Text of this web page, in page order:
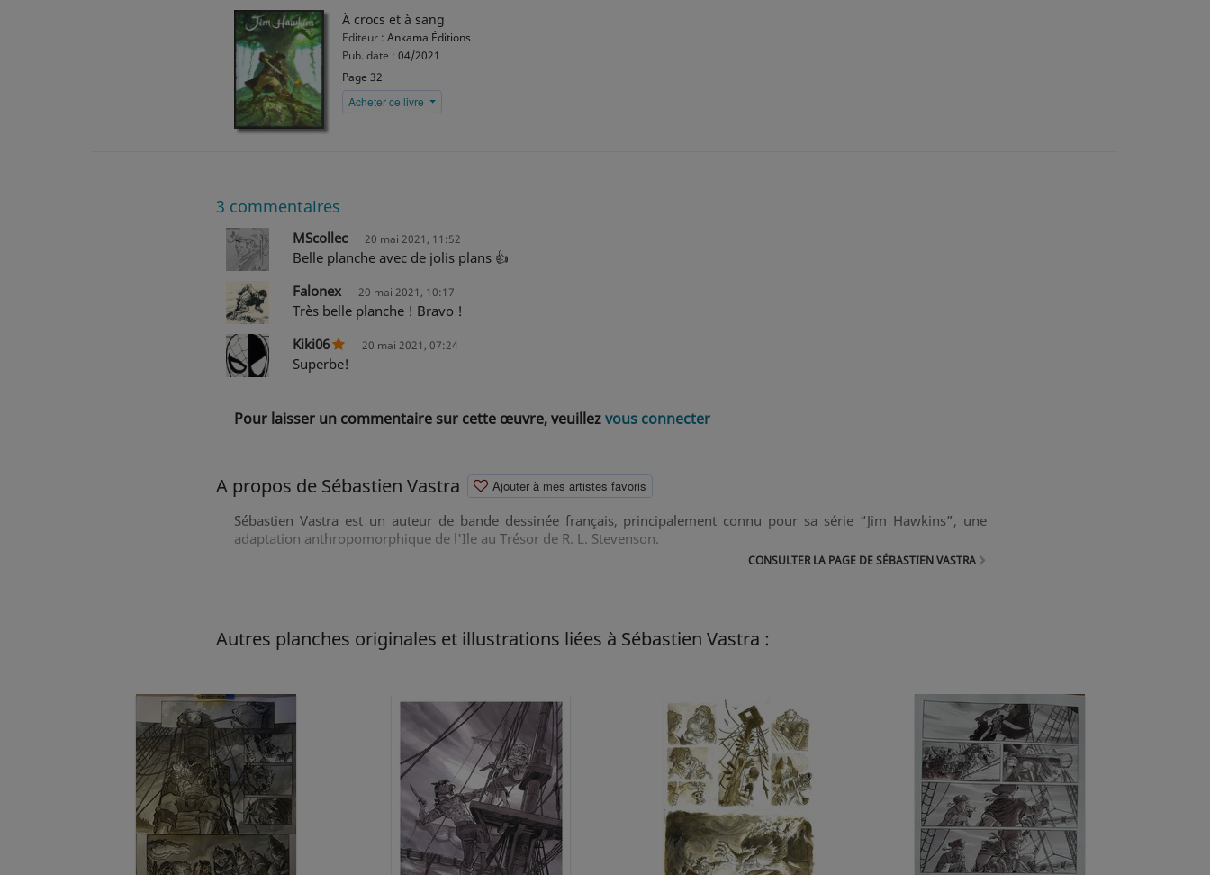
À crocs et à sang
Editeur : Ankama Éditions
Pub. date : 04/2021
Page 32
Acheter ce livre
3 commentaires
MScollec 20 mai 2021, 11:52
Belle planche avec de jolis plans 👍
Falonex
20 mai 2021, 10:17
Très belle planche ! Bravo !
Kiki06
20 mai 2021, 07:24
Superbe!
Pour laisser un commentaire sur cette œuvre, veuillezvous connecter
A propos de Sébastien Vastra Ajouter à mes artistes favoris
Sébastien Vastra est un auteur de bande dessinée français, principalement connu pour sa série “Jim Hawkins”, une
adaptation anthropomorphique de l'Ile au Trésor de R. L. Stevenson.
CONSULTER LA PAGE DE SÉBASTIEN VASTRA
Autres planches originales et illustrations liées à Sébastien Vastra :